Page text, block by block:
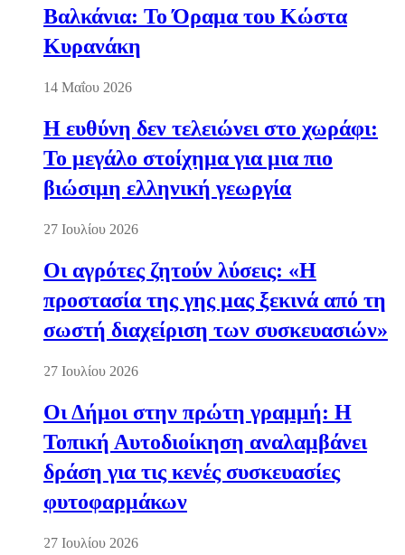
Βαλκάνια: Το Όραμα του Κώστα
Κυρανάκη
14 Μαΐου 2026
Η ευθύνη δεν τελειώνει στο χωράφι:
Το μεγάλο στοίχημα για μια πιο
βιώσιμη ελληνική γεωργία
27 Ιουλίου 2026
Οι αγρότες ζητούν λύσεις: «Η
προστασία της γης μας ξεκινά από τη
σωστή διαχείριση των συσκευασιών»
27 Ιουλίου 2026
Οι Δήμοι στην πρώτη γραμμή: Η
Τοπική Αυτοδιοίκηση αναλαμβάνει
δράση για τις κενές συσκευασίες
φυτοφαρμάκων
27 Ιουλίου 2026